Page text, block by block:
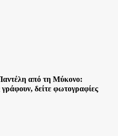
από τη Μύκονο:
δείτε φωτογραφίες